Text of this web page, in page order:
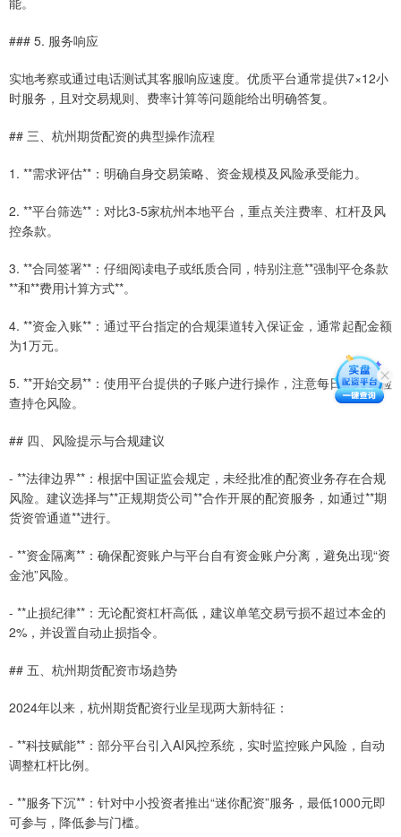
### 5. 服务响应
实地考察或通过电话测试其客服响应速度。优质平台通常提供7×12小
时服务，且对交易规则、费率计算等问题能给出明确答复。
## 三、杭州期货配资的典型操作流程
1. **需求评估**：明确自身交易策略、资金规模及风险承受能力。
2. **平台筛选**：对比3-5家杭州本地平台，重点关注费率、杠杆及风
控条款。
3. **合同签署**：仔细阅读电子或纸质合同，特别注意**强制平仓条款
**和**费用计算方式**。
4. **资金入账**：通过平台指定的合规渠道转入保证金，通常起配金额
为1万元。
5. **开始交易**：使用平台提供的子账户进行操作，注意每日收盘前检
查持仓风险。
## 四、风险提示与合规建议
- **法律边界**：根据中国证监会规定，未经批准的配资业务存在合规
风险。建议选择与**正规期货公司**合作开展的配资服务，如通过**期
货资管通道**进行。
- **资金隔离**：确保配资账户与平台自有资金账户分离，避免出现“资
金池”风险。
- **止损纪律**：无论配资杠杆高低，建议单笔交易亏损不超过本金的
2%，并设置自动止损指令。
## 五、杭州期货配资市场趋势
2024年以来，杭州期货配资行业呈现两大新特征：
- **科技赋能**：部分平台引入AI风控系统，实时监控账户风险，自动
调整杠杆比例。
- **服务下沉**：针对中小投资者推出“迷你配资”服务，最低1000元即
可参与，降低参与门槛。